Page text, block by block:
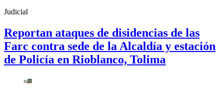
Judicial
Reportan ataques de disidencias de las
Farc contra sede de la Alcaldía y estación
de Policía en Rioblanco, Tolima